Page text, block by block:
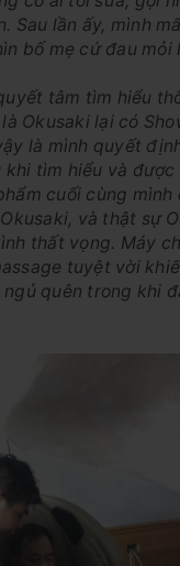
Sau lần ấy, mình
bố mẹ cứ đau mỏi
tâm tìm hiểu
Okusaki lại có
là mình quyết
khi tìm hiểu và
cuối cùng
và thật sự
thất vọng. Máy
tuyệt vời
quên trong khi